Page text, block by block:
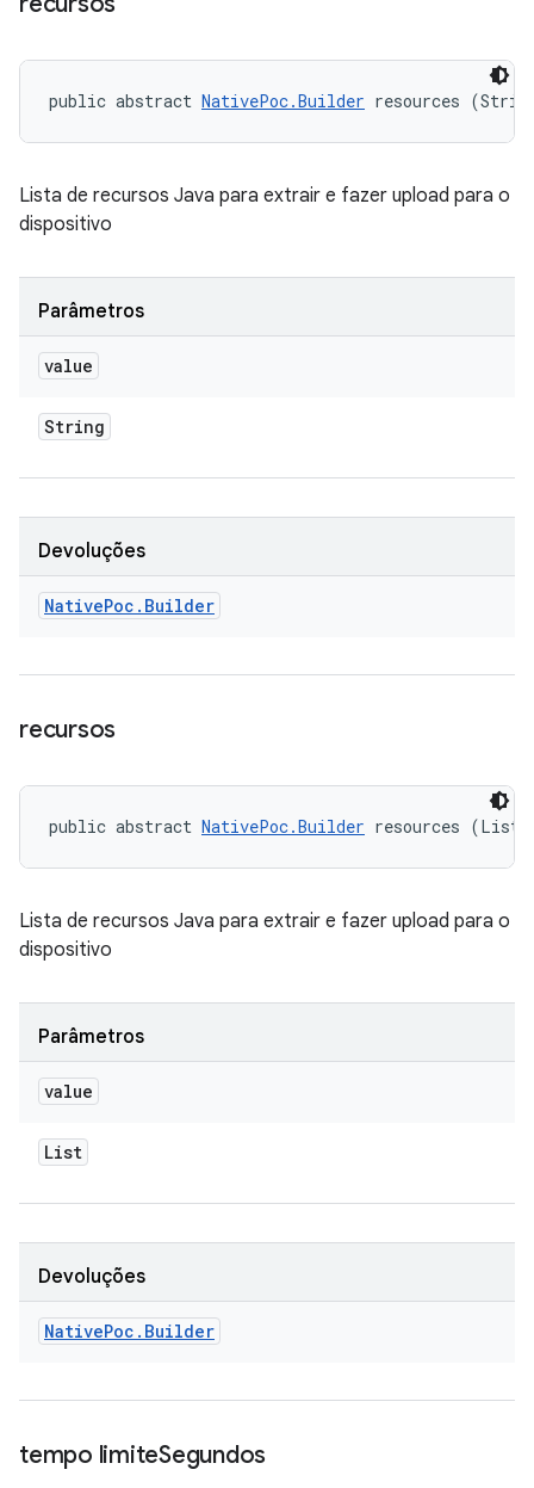
public abstract NativePoc.Builder resources
Lista de recursos Java para extrair e fazer upload para o
dispositivo
Parâmetros
value
String
Devoluções
NativePoc . Builder
recursos
public abstract NativePoc.Builder resources
Lista de recursos Java para extrair e fazer upload para o
dispositivo
Parâmetros
value
List
Devoluções
NativePoc . Builder
tempo limiteSegundos